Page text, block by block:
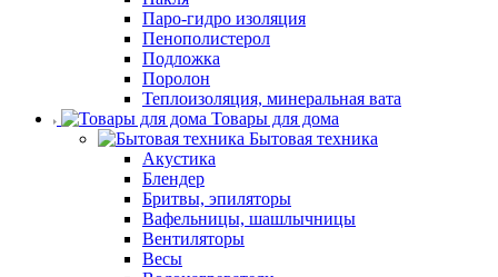
Паро-гидро изоляция
Пенополистерол
Подложка
Поролон
Теплоизоляция, минеральная вата
Товары для дома
Бытовая техника
Акустика
Блендер
Бритвы, эпиляторы
Вафельницы, шашлычницы
Вентиляторы
Весы